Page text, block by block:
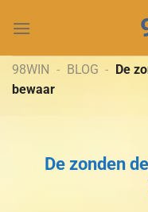
đến
dung98WIN - BLOG - De
bewaar
De zonden